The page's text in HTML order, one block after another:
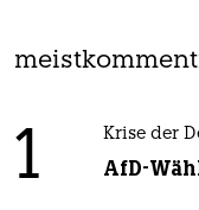
1 Krise der
AfD-